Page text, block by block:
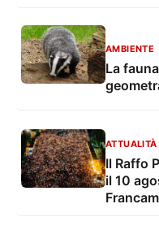
AMBIENTE
La
ATTUALITÀ
Il Raffo
il 10